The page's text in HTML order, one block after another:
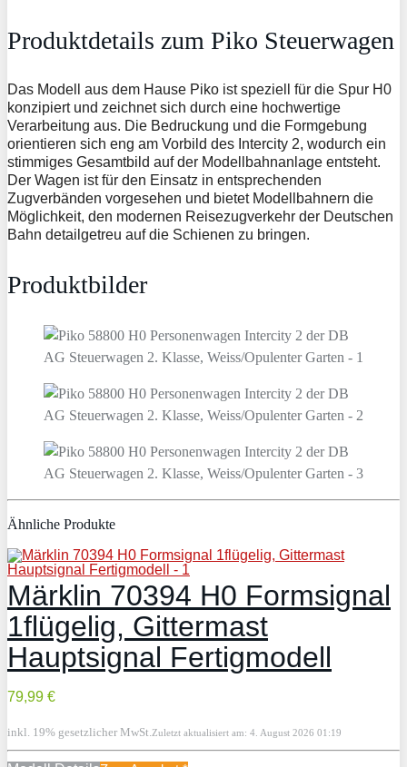
Produktdetails zum Piko Steuerwagen
Das Modell aus dem Hause Piko ist speziell für die Spur H0
konzipiert und zeichnet sich durch eine hochwertige
Verarbeitung aus. Die Bedruckung und die Formgebung
orientieren sich eng am Vorbild des Intercity 2, wodurch ein
stimmiges Gesamtbild auf der Modellbahnanlage entsteht.
Der Wagen ist für den Einsatz in entsprechenden
Zugverbänden vorgesehen und bietet Modellbahnern die
Möglichkeit, den modernen Reisezugverkehr der Deutschen
Bahn detailgetreu auf die Schienen zu bringen.
Produktbilder
Ähnliche Produkte
Märklin 70394 H0 Formsignal
1flügelig, Gittermast
Hauptsignal Fertigmodell
79,99 €
inkl. 19% gesetzlicher MwSt. Zuletzt aktualisiert am: 4. August 2026 01:19